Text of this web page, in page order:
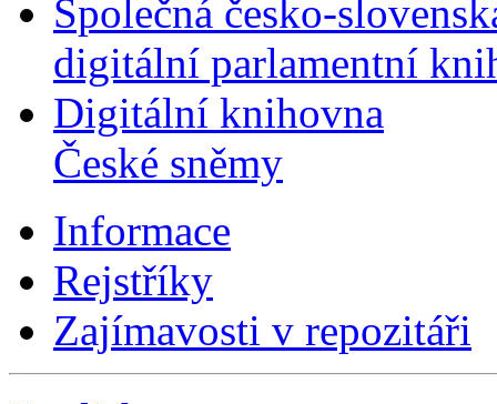
Společná česko-
digitální parlamentní
Digitální knihovna
České sněmy
Informace
Rejstříky
Zajímavosti v repozitáři